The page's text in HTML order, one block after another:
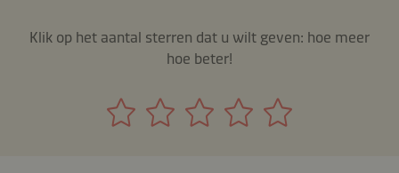
Klik op het aantal sterren dat u wilt geven: hoe meer
hoe beter!